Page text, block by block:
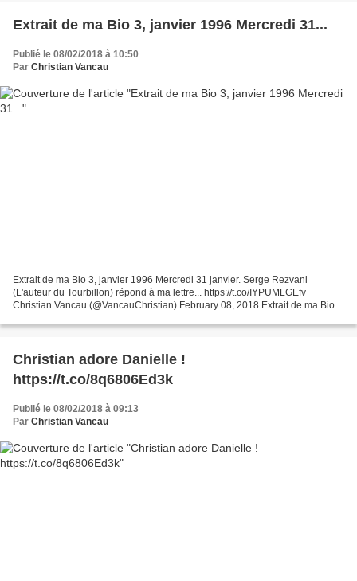
Extrait de ma Bio 3, janvier 1996 Mercredi 31...
Publié le 08/02/2018 à 10:50
Par Christian Vancau
Extrait de ma Bio 3, janvier 1996 Mercredi 31 janvier. Serge Rezvani
(L'auteur du Tourbillon) répond à ma lettre... https://t.co/IYPUMLGEfv
Christian Vancau (@VancauChristian) February 08, 2018 Extrait de ma Bio
Christian adore Danielle !
https://t.co/8q6806Ed3k
Publié le 08/02/2018 à 09:13
Par Christian Vancau